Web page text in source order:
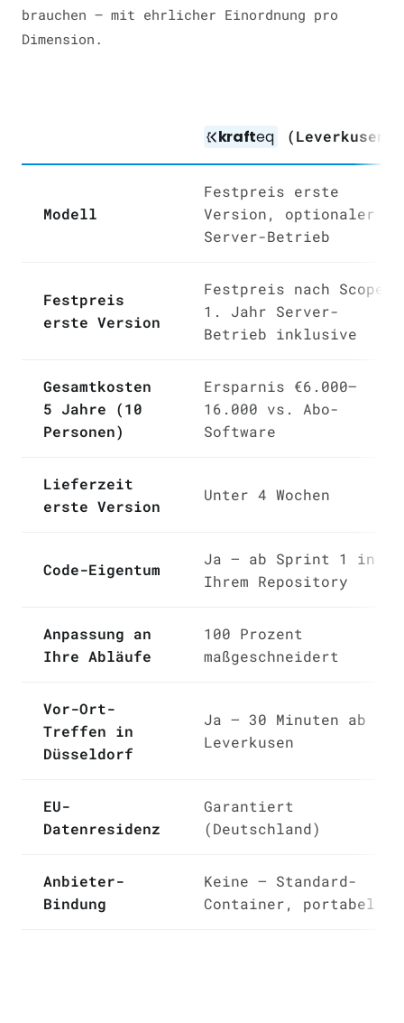
brauchen — mit ehrlicher Einordnung pro
Dimension.
krafteq (Leverkusen)
Modell
Festpreis erste
Version, optionaler
Server-Betrieb
Festpreis
erste Version
Festpreis nach Scope,
1. Jahr Server-
Betrieb inklusive
Gesamtkosten
5 Jahre (10
Personen)
Ersparnis €6.000–
16.000 vs. Abo-
Software
Lieferzeit
erste Version
Unter 4 Wochen
Code-Eigentum
Ja — ab Sprint 1 in
Ihrem Repository
Anpassung an
Ihre Abläufe
100 Prozent
maßgeschneidert
Vor-Ort-
Treffen in
Düsseldorf
Ja — 30 Minuten ab
Leverkusen
EU-
Datenresidenz
Garantiert
(Deutschland)
Anbieter-
Bindung
Keine — Standard-
Container, portabel